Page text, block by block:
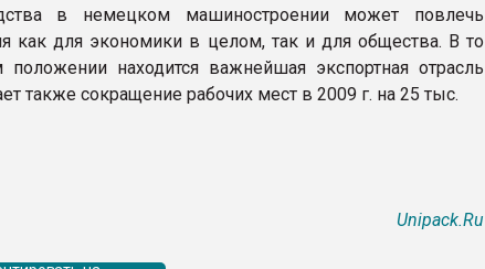
в немецком машиностроении может повлечь
как для экономики в целом, так и для общества. В то
находится важнейшая экспортная отрасль
также сокращение рабочих мест в 2009 г. на 25 тыс.
Unipack.Ru